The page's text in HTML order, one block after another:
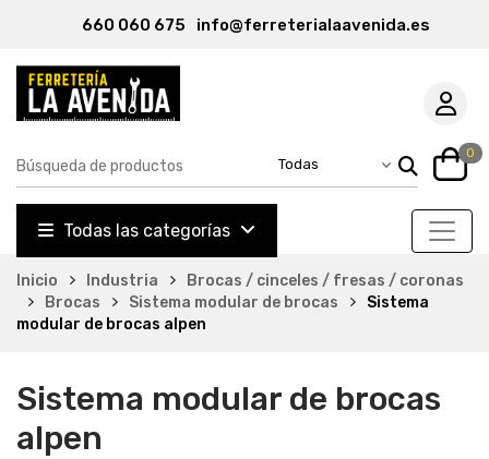
660 060 675 info@ferreterialaavenida.es
0
Todas las categorías
Inicio Industria
Brocas / cinceles / fresas / coronas
Brocas
Sistema modular de brocas
Sistema
modular de brocas alpen
Sistema modular de brocas
alpen